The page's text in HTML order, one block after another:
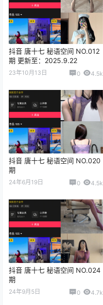
抖音 唐十七 秘语空间 NO.012
期 更新至：2025.9.22
23年10月13日 0 4.5k
抖音 唐十七 秘语空间 NO.020
期
24年6月19日 0 4.5k
抖音 唐十七 秘语空间 NO.024
期
24年9月5日 0 4.7k